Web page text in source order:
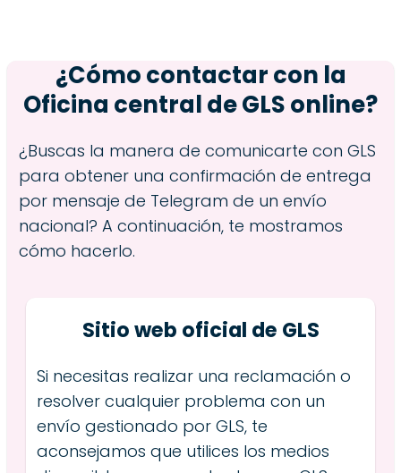
¿Cómo contactar con la
Oficina central de GLS online?
¿Buscas la manera de comunicarte con GLS
para obtener una confirmación de entrega
por mensaje de Telegram de un envío
nacional? A continuación, te mostramos
cómo hacerlo.
Sitio web oficial de GLS
Si necesitas realizar una reclamación o
resolver cualquier problema con un
envío gestionado por GLS, te
aconsejamos que utilices los medios